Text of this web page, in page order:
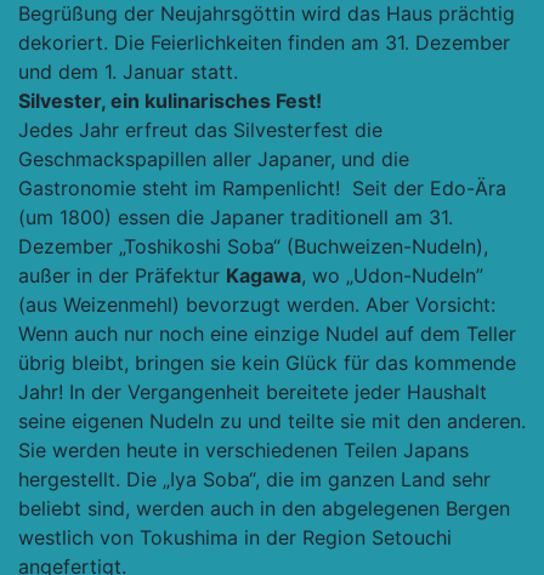
Begrüßung der Neujahrsgöttin wird das Haus prächtig
dekoriert. Die Feierlichkeiten finden am 31. Dezember
und dem 1. Januar statt.
Silvester, ein kulinarisches Fest!
Jedes Jahr erfreut das Silvesterfest die
Geschmackspapillen aller Japaner, und die
Gastronomie steht im Rampenlicht! Seit der Edo-Ära
(um 1800) essen die Japaner traditionell am 31.
Dezember „Toshikoshi Soba“ (Buchweizen-Nudeln),
außer in der Präfektur Kagawa, wo „Udon-Nudeln”
(aus Weizenmehl) bevorzugt werden. Aber Vorsicht:
Wenn auch nur noch eine einzige Nudel auf dem Teller
übrig bleibt, bringen sie kein Glück für das kommende
Jahr! In der Vergangenheit bereitete jeder Haushalt
seine eigenen Nudeln zu und teilte sie mit den anderen.
Sie werden heute in verschiedenen Teilen Japans
hergestellt. Die „Iya Soba“, die im ganzen Land sehr
beliebt sind, werden auch in den abgelegenen Bergen
westlich von Tokushima in der Region Setouchi
angefertigt.